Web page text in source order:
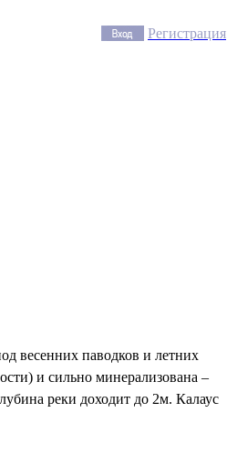
Регистрация
весенних паводков и летних
и сильно минерализована –
реки доходит до 2м. Калаус